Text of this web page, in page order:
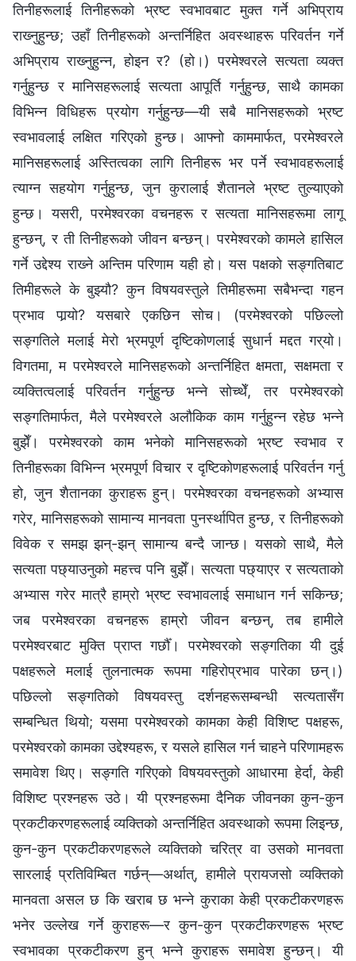
तिनीहरूलाई तिनीहरूको भ्रष्ट स्वभावबाट मुक्त गर्ने अभिप्राय
राख्‍नुहुन्छ; उहाँ तिनीहरूको अन्तर्निहित अवस्थाहरू परिवर्तन गर्ने
अभिप्राय राख्‍नुहुन्‍न, होइन र? (हो।) परमेश्‍वरले सत्यता व्यक्त
गर्नुहुन्छ र मानिसहरूलाई सत्यता आपूर्ति गर्नुहुन्छ, साथै कामका
विभिन्‍न विधिहरू प्रयोग गर्नुहुन्छ—यी सबै मानिसहरूको भ्रष्ट
स्वभावलाई लक्षित गरिएको हुन्छ। आफ्नो काममार्फत, परमेश्‍वरले
मानिसहरूलाई अस्तित्वका लागि तिनीहरू भर पर्ने स्वभावहरूलाई
त्याग्‍न सहयोग गर्नुहुन्छ, जुन कुरालाई शैतानले भ्रष्ट तुल्याएको
हुन्छ। यसरी, परमेश्‍वरका वचनहरू र सत्यता मानिसहरूमा लागू
हुन्छन्, र ती तिनीहरूको जीवन बन्छन्। परमेश्‍वरको कामले हासिल
गर्ने उद्देश्य राख्‍ने अन्तिम परिणाम यही हो। यस पक्षको सङ्गतिबाट
तिमीहरूले के बुझ्यौ? कुन विषयवस्तुले तिमीहरूमा सबैभन्दा गहन
प्रभाव पार्‍यो? यसबारे एकछिन सोच। (परमेश्‍वरको पछिल्लो
सङ्गतिले मलाई मेरो भ्रमपूर्ण दृष्टिकोणलाई सुधार्न मद्दत गर्‍यो।
विगतमा, म परमेश्‍वरले मानिसहरूको अन्तर्निहित क्षमता, सक्षमता र
व्यक्तित्वलाई परिवर्तन गर्नुहुन्छ भन्‍ने सोच्थेँ, तर परमेश्‍वरको
सङ्गतिमार्फत, मैले परमेश्‍वरले अलौकिक काम गर्नुहुन्‍न रहेछ भन्‍ने
बुझेँ। परमेश्‍वरको काम भनेको मानिसहरूको भ्रष्ट स्वभाव र
तिनीहरूका विभिन्‍न भ्रमपूर्ण विचार र दृष्टिकोणहरूलाई परिवर्तन गर्नु
हो, जुन शैतानका कुराहरू हुन्। परमेश्‍वरका वचनहरूको अभ्यास
गरेर, मानिसहरूको सामान्य मानवता पुनर्स्थापित हुन्छ, र तिनीहरूको
विवेक र समझ झन्-झन् सामान्य बन्दै जान्छ। यसको साथै, मैले
सत्यता पछ्याउनुको महत्त्व पनि बुझेँ। सत्यता पछ्याएर र सत्यताको
अभ्यास गरेर मात्रै हाम्रो भ्रष्ट स्वभावलाई समाधान गर्न सकिन्छ;
जब परमेश्‍वरका वचनहरू हाम्रो जीवन बन्छन्, तब हामीले
परमेश्‍वरबाट मुक्ति प्राप्त गर्छौँ। परमेश्‍वरको सङ्गतिका यी दुई
पक्षहरूले मलाई तुलनात्मक रूपमा गहिरोप्रभाव पारेका छन्।)
पछिल्लो सङ्गतिको विषयवस्तु दर्शनहरूसम्बन्धी सत्यतासँग
सम्बन्धित थियो; यसमा परमेश्‍वरको कामका केही विशिष्ट पक्षहरू,
परमेश्‍वरको कामका उद्देश्यहरू, र यसले हासिल गर्न चाहने परिणामहरू
समावेश थिए। सङ्गति गरिएको विषयवस्तुको आधारमा हेर्दा, केही
विशिष्ट प्रश्‍नहरू उठे। यी प्रश्‍नहरूमा दैनिक जीवनका कुन-कुन
प्रकटीकरणहरूलाई व्यक्तिको अन्तर्निहित अवस्थाको रूपमा लिइन्छ,
कुन-कुन प्रकटीकरणहरूले व्यक्तिको चरित्र वा उसको मानवता
सारलाई प्रतिविम्बित गर्छन्—अर्थात्, हामीले प्रायजसो व्यक्तिको
मानवता असल छ कि खराब छ भन्‍ने कुराका केही प्रकटीकरणहरू
भनेर उल्लेख गर्ने कुराहरू—र कुन-कुन प्रकटीकरणहरू भ्रष्ट
स्वभावका प्रकटीकरण हुन् भन्ने कुराहरू समावेश हुन्छन्। यी